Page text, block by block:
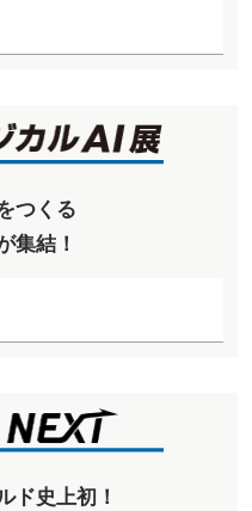
つくる
集結！
ド史上初！